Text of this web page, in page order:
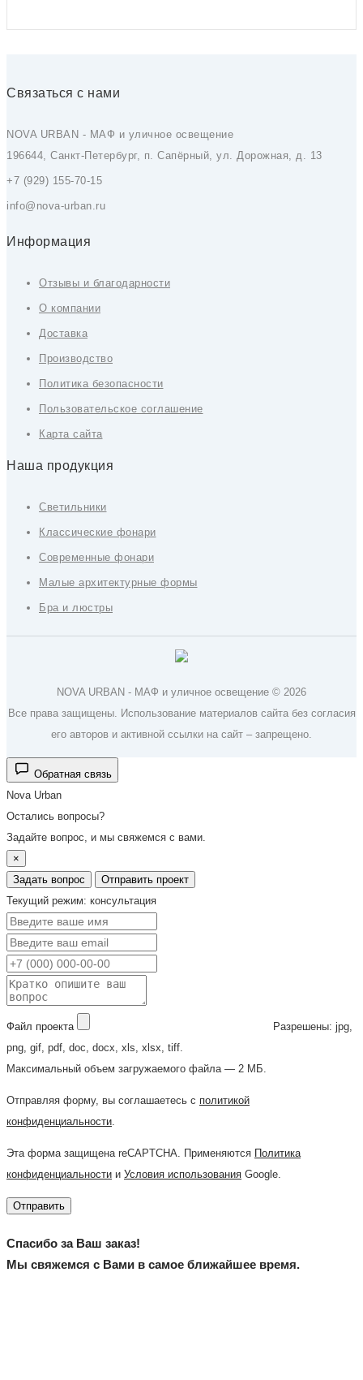
Связаться с нами
NOVA URBAN - МАФ и уличное освещение
196644, Санкт-Петербург, п. Сапёрный, ул. Дорожная, д. 13
+7 (929) 155-70-15
info@nova-urban.ru
Информация
Отзывы и благодарности
О компании
Доставка
Производство
Политика безопасности
Пользовательское соглашение
Карта сайта
Наша продукция
Светильники
Классические фонари
Современные фонари
Малые архитектурные формы
Бра и люстры
NOVA URBAN - МАФ и уличное освещение © 2026
Все права защищены. Использование материалов сайта без согласия
его авторов и активной ссылки на сайт – запрещено.
Обратная связь
Nova Urban
Остались вопросы?
Задайте вопрос, и мы свяжемся с вами.
×
Задать вопрос
Отправить проект
Текущий режим: консультация
Файл проекта
Разрешены: jpg,
png, gif, pdf, doc, docx, xls, xlsx, tiff.
Максимальный объем загружаемого файла — 2 МБ.
Отправляя форму, вы соглашаетесь с политикой
конфиденциальности
Эта форма защищена reCAPTCHA. Применяются Политика
конфиденциальности и Условия использования Google.
Отправить
Спасибо за Ваш заказ!
Мы свяжемся с Вами в самое ближайшее время.